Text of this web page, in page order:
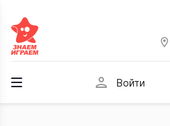
room
person Войти